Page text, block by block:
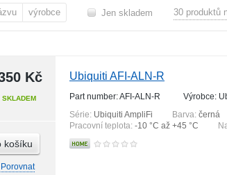
výrobce Jen skladem 30 produktů
Kč
SKLADEM
košíku
Porovnat
Ubiquiti AFI-ALN-R
Part number: AFI-ALN-R
Výrobce:
Série: Ubiquiti AmpliFi Barva: černá
Pracovní teplota: -10 °С až +45 °С